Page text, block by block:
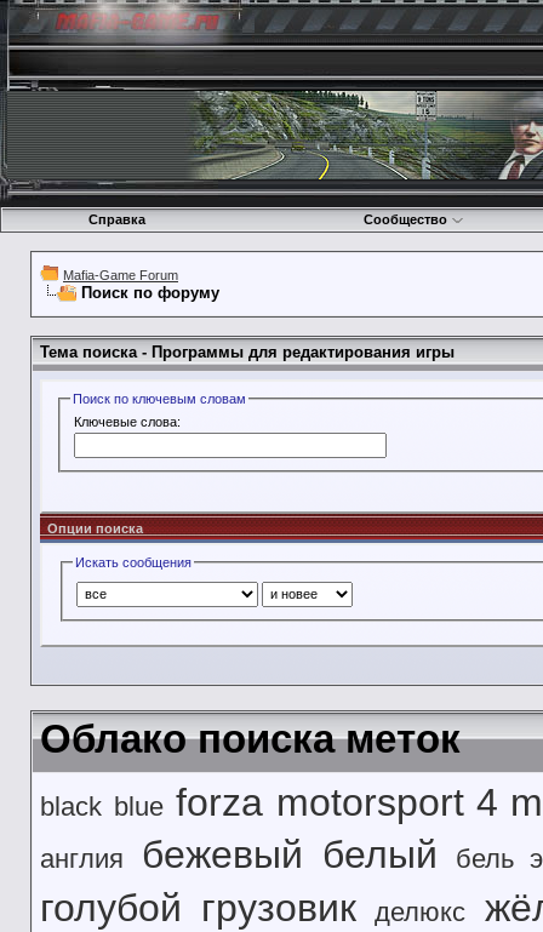
Справка Сообщество
Mafia-Game Forum
Поиск по форуму
Тема поиска - Программы для редактирования игры
Поиск по ключевым словам
Ключевые слова:
Опции поиска
Искать сообщения
Облако поиска меток
black blue forza motorsport 4
англия бежевый белый бель
голубой грузовик делюкс